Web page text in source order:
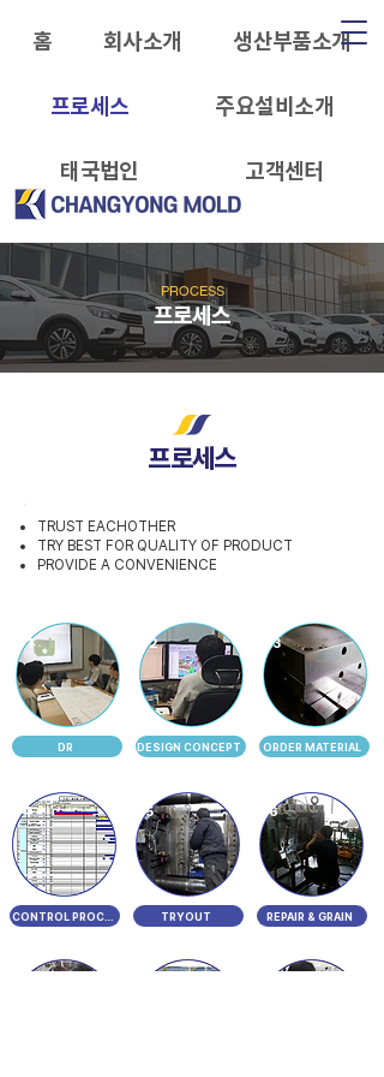
홈 회사소개 생산부품소개
프로세스 주요설비소개
태국법인 고객센터
PROCESS
프로세스
프로세스
TRUST EACHOTHER
TRY BEST FOR QUALITY OF PRODUCT
PROVIDE A CONVENIENCE
1
DR
2
DESIGN CONCEPT
3
ORDER MATERIAL
4
CONTROL PROCESS
5
TRYOUT
6
REPAIR & GRAIN